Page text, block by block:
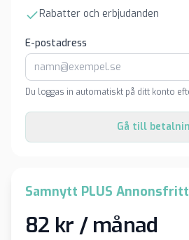
Rabatter och erbjudanden
E-postadress
Du loggas in automatiskt på ditt konto
Gå till
Samnytt PLUS Annonsfritt
82 kr / månad